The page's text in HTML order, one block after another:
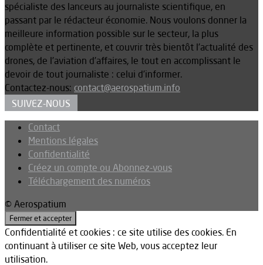
spécialiste des lanceurs au journaliste scientifique, en
passant par le rédacteur économie. Nous voulons donner la
meilleure information possible sur le secteur, la plus
complète et pertinente, et couvrir très bientôt l’actualité des
drones, de l’aviation d’affaires, le tout en accomplissant le
devoir de tout journaliste : celui d’informer.
Contactez-nous: contact@aerospatium.info
SUIVEZ-NOUS
Contact
Mentions légales
Confidentialité
Créez un compte ou Abonnez-vous
Téléchargement des numéros
© Aerospatium
Confidentialité et cookies : ce site utilise des cookies. En
continuant à utiliser ce site Web, vous acceptez leur
utilisation.